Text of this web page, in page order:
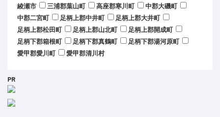
綾瀬市
三浦郡葉山町 高座郡寒川町
中郡大磯町
中郡二宮町
足柄上郡中井町
足柄上郡大井町
足柄上郡松田町
足柄上郡山北町
足柄上郡開成町
足柄下郡箱根町
足柄下郡真鶴町
足柄下郡湯河原町
愛甲郡愛川町
愛甲郡清川村
PR